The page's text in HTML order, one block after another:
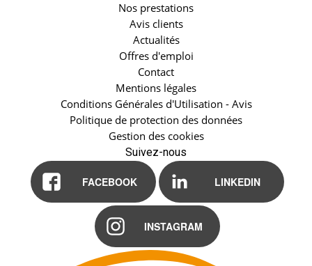
Nos prestations
Avis clients
Actualités
Offres d'emploi
Contact
Mentions légales
Conditions Générales d'Utilisation - Avis
Politique de protection des données
Gestion des cookies
Suivez-nous
FACEBOOK LINKEDIN
INSTAGRAM